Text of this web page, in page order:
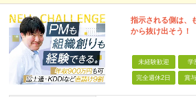
指示される側は、
から抜け出そう！
未経験歓迎 学
完全週休2日 賞